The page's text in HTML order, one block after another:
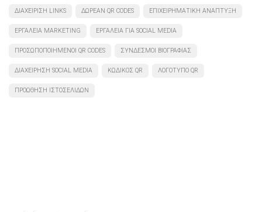
ΔΙΑΧΕΊΡΙΣΗ LINKS ΔΩΡΕΆΝ QR CODES ΕΠΙΧΕΙΡΗΜΑΤΙΚΉ ΑΝΆΠΤΥΞΗ
ΕΡΓΑΛΕΊΑ MARKETING ΕΡΓΑΛΕΊΑ ΓΙΑ SOCIAL MEDIA
ΠΡΟΣΩΠΟΠΟΙΗΜΈΝΟΙ QR CODES ΣΎΝΔΕΣΜΟΙ ΒΙΟΓΡΑΦΊΑΣ
ΔΙΑΧΕΊΡΗΣΗ SOCIAL MEDIA ΚΩΔΙΚΌΣ QR ΛΟΓΌΤΥΠΟ QR
ΠΡΟΏΘΗΣΗ ΙΣΤΟΣΕΛΊΔΩΝ